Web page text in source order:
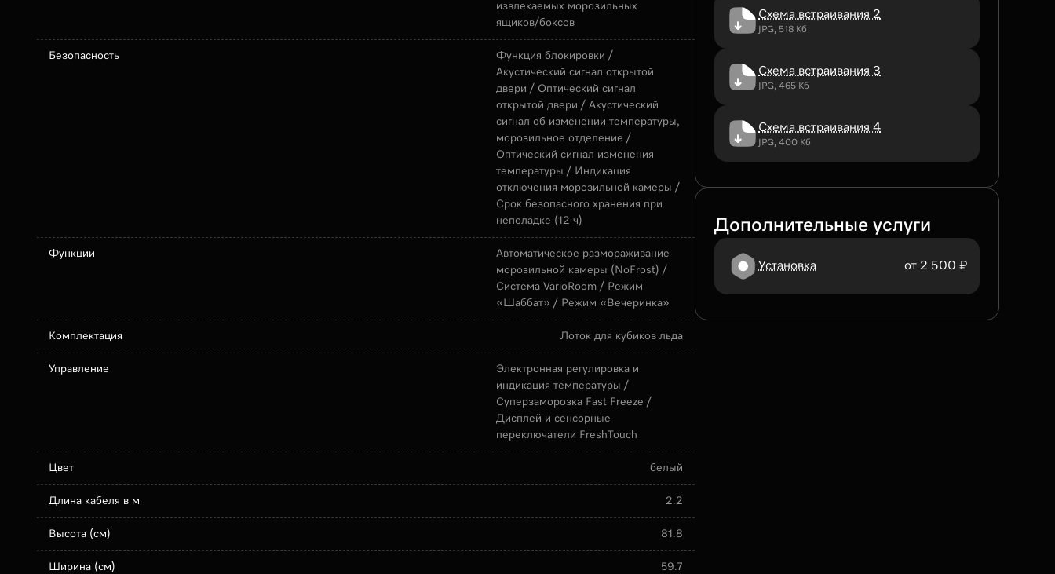
извлекаемых морозильных
ящиков/боксов
Безопасность
Функция блокировки /
Акустический сигнал открытой
двери / Оптический сигнал
открытой двери / Акустический
сигнал об изменении температуры,
морозильное отделение /
Оптический сигнал изменения
температуры / Индикация
отключения морозильной камеры /
Срок безопасного хранения при
неполадке (12 ч)
Функции
Автоматическое размораживание
морозильной камеры (NoFrost) /
Система VarioRoom / Режим
«Шаббат» / Режим «Вечеринка»
Комплектация Лоток для кубиков льда
Управление
Электронная регулировка и
индикация температуры /
Суперзаморозка Fast Freeze /
Дисплей и сенсорные
переключатели FreshTouch
Цвет белый
Длина кабеля в м 2.2
Высота (см) 81.8
Ширина (см) 59.7
Схема встраивания 2
JPG, 518 Кб
Схема встраивания 3
JPG, 465 Кб
Схема встраивания 4
JPG, 400 Кб
Дополнительные услуги
Установка от 2 500 ₽